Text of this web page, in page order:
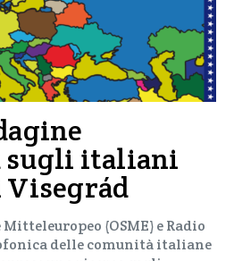
sugli italiani
Visegrád
(OSME) e Radio
delle comunità italiane